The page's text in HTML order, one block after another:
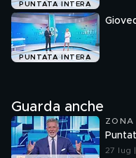
PUNTATA INTERA
PUNTATA INTERA
Guarda anche
ZONA
27 lug